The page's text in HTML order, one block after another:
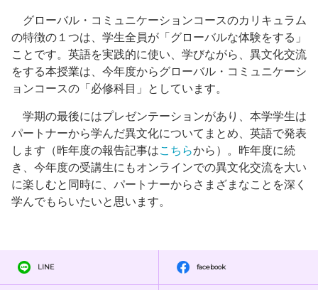
グローバル・コミュニケーションコースのカリキュラム
の特徴の１つは、学生全員が「グローバルな体験をする」
ことです。英語を実践的に使い、学びながら、異文化交流
をする本授業は、今年度からグローバル・コミュニケーシ
ョンコースの「必修科目」としています。
学期の最後にはプレゼンテーションがあり、本学学生は
パートナーから学んだ異文化についてまとめ、英語で発表
します（昨年度の報告記事はこちらから）。昨年度に続
き、今年度の受講生にもオンラインでの異文化交流を大い
に楽しむと同時に、パートナーからさまざまなことを深く
学んでもらいたいと思います。
LINE facebook